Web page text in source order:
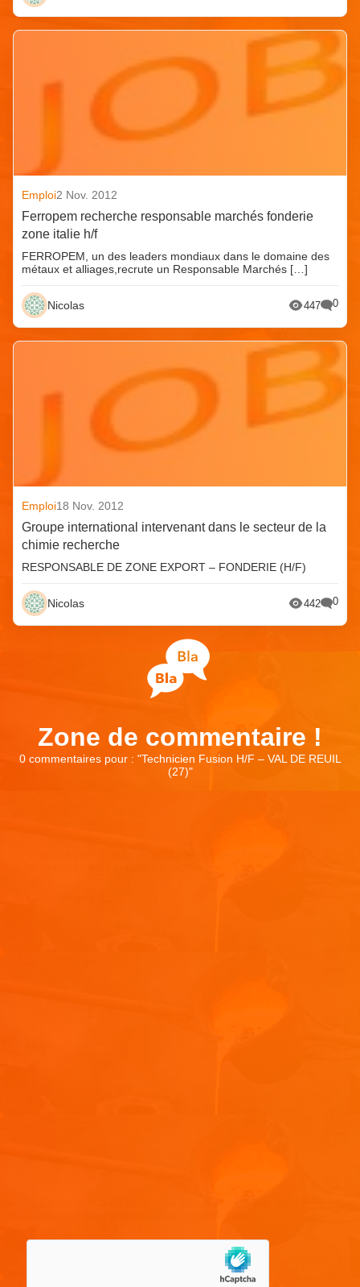
Emploi2 Nov. 2012
Ferropem recherche responsable marchés fonderie
zone italie h/f
FERROPEM, un des leaders mondiaux dans le domaine des
métaux et alliages,recrute un Responsable Marchés […]
Nicolas 447 0
Emploi18 Nov. 2012
Groupe international intervenant dans le secteur de la
chimie recherche
RESPONSABLE DE ZONE EXPORT – FONDERIE (H/F)
Nicolas 442 0
Zone de commentaire !
0 commentaires pour : "Technicien Fusion H/F – VAL DE REUIL
(27)"